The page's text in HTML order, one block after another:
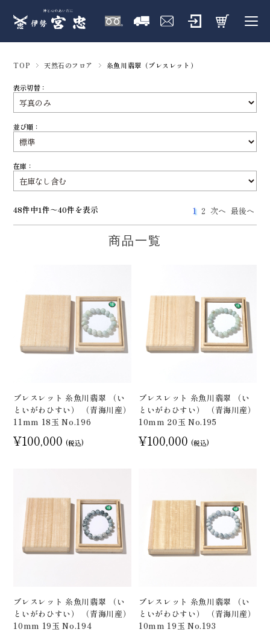
TOP 天然石のフロア 糸魚川翡翠（ブレスレット）
表示切替：
並び順：
在庫：
48件中1件～40件を表示 1 2 次へ 最後へ
商品一覧
ブレスレット 糸魚川翡翠 （い
といがわひすい） （青海川産）
11mm 18玉 No.196
¥100,000 (税込)
ブレスレット 糸魚川翡翠 （い
といがわひすい） （青海川産）
10mm 20玉 No.195
¥100,000 (税込)
ブレスレット 糸魚川翡翠 （い
といがわひすい） （青海川産）
10mm 19玉 No.194
ブレスレット 糸魚川翡翠 （い
といがわひすい） （青海川産）
10mm 19玉 No.193